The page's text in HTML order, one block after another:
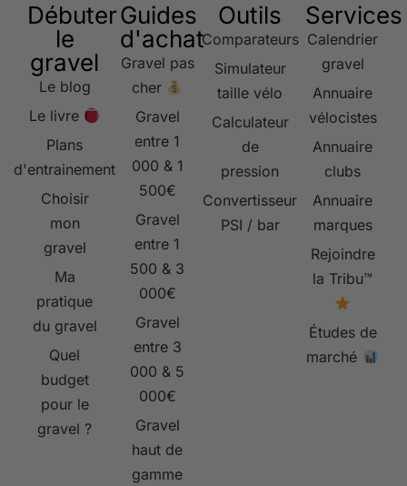
Débuter
le
gravel
Le blog
Le livre
Plans
d'entrainement
Choisir
mon
gravel
Ma
pratique
du gravel
Quel
budget
pour le
gravel ?
Guides
d'achat
Gravel pas
cher
Gravel
entre 1
000 & 1
500€
Gravel
entre 1
500 & 3
000€
Gravel
entre 3
000 & 5
000€
Gravel
haut de
gamme
Outils
Comparateurs
Simulateur
taille vélo
Calculateur
de
pression
Convertisseur
PSI / bar
Services
Calendrier
gravel
Annuaire
vélocistes
Annuaire
clubs
Annuaire
marques
Rejoindre
la Tribu™
Études de
marché